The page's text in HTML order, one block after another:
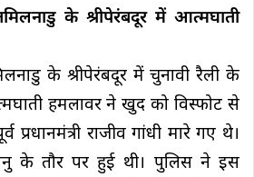
के श्रीपेरंबदूर में आत्मघाती
के श्रीपेरंबदूर में चुनावी रैली के
हमलावर ने खुद को विस्फोट से
प्रधानमंत्री राजीव गांधी मारे गए थे।
के तौर पर हुई थी। पुलिस ने इस